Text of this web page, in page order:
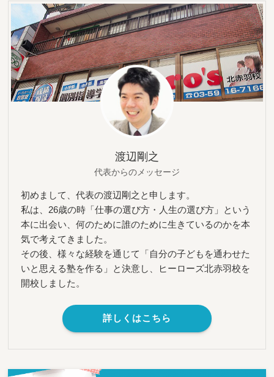
渡辺剛之
代表からのメッセージ
初めまして、代表の渡辺剛之と申します。
私は、26歳の時「仕事の選び方・人生の選び方」という
本に出会い、何のために誰のために生きているのかを本
気で考えてきました。
その後、様々な経験を通じて「自分の子どもを通わせた
いと思える塾を作る」と決意し、ヒーローズ北赤羽校を
開校しました。
詳しくはこちら